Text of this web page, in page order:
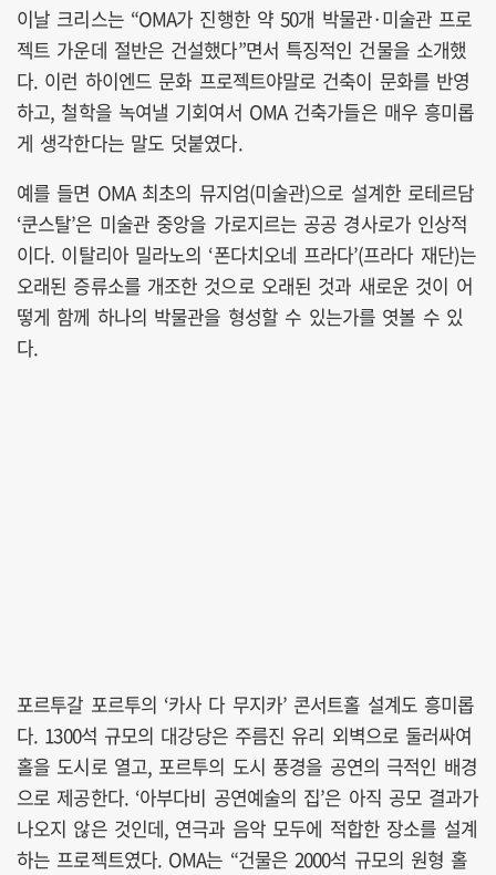
이날 크리스는 “OMA가 진행한 약 50개 박물관·미술관 프로
젝트 가운데 절반은 건설했다”면서 특징적인 건물을 소개했
다. 이런 하이엔드 문화 프로젝트야말로 건축이 문화를 반영
하고, 철학을 녹여낼 기회여서 OMA 건축가들은 매우 흥미롭
게 생각한다는 말도 덧붙였다.
예를 들면 OMA 최초의 뮤지엄(미술관)으로 설계한 로테르담
‘쿤스탈’은 미술관 중앙을 가로지르는 공공 경사로가 인상적
이다. 이탈리아 밀라노의 ‘폰다치오네 프라다’(프라다 재단)는
오래된 증류소를 개조한 것으로 오래된 것과 새로운 것이 어
떻게 함께 하나의 박물관을 형성할 수 있는가를 엿볼 수 있
다.
포르투갈 포르투의 ‘카사 다 무지카’ 콘서트홀 설계도 흥미롭
다. 1300석 규모의 대강당은 주름진 유리 외벽으로 둘러싸여
홀을 도시로 열고, 포르투의 도시 풍경을 공연의 극적인 배경
으로 제공한다. ‘아부다비 공연예술의 집’은 아직 공모 결과가
나오지 않은 것인데, 연극과 음악 모두에 적합한 장소를 설계
하는 프로젝트였다. OMA는 “건물은 2000석 규모의 원형 홀